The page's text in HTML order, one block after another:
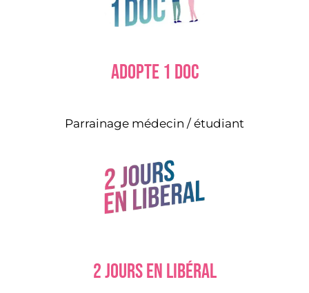
Adopte 1 doc
Parrainage médecin / étudiant
2 jours en libéral